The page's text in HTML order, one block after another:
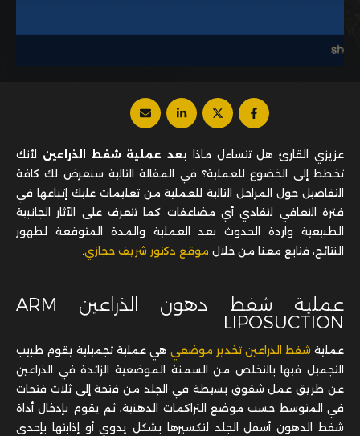
عزيزي القارئ هل تتساءل ماذا بعد عملية شفط الذراعين لأنك
تخطط إلى الخضوع للعملية؟ في المقالة التالية سنعرض لك كافة
التفاصيل حول المراحل التالية للعملية من تعليمات عليك إتباعها في
فترة التعافي لتفادي أي مضاعفات كما تتعرف على الآثار الجانبية
الطبيعية واردة الحدوث بعد العملية والمدة المتوقعة لظهور
النتائج، فتابع معنا من خلال موقع دكتور شريف حجازي
عملية شفط دهون الذراعين ARM
LIPOSUCTION
عملية شفط الذراعين تخدير موضعي هي عملية تجميلية يقوم طبيب
التجميل فيها بالتخلص من السمنة الموضعية الزائدة في الذراعين
عن طريق عمل شقوق بسيطة في الجلد من فتحة إلى ثلاث فتحات
في المتوسط حسب موضع التراكمات الدهنية، ثم يقوم بإدخال أداة
شفط الدهون أسفل الجلد لتكسيرها بشكل يدوي أو إذابتها بإحدى